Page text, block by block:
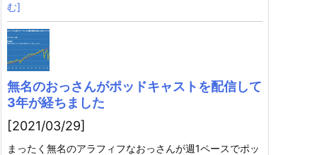
む]
無名のおっさんがポッドキャストを配信して
3年が経ちました
[2021/03/29]
まったく無名のアラフィフなおっさんが週1ペースでポッ